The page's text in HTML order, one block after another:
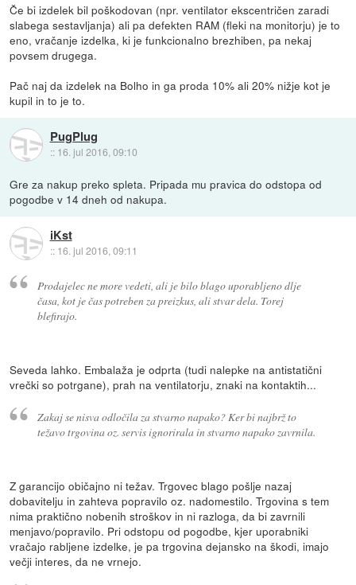
Če bi izdelek bil poškodovan (npr. ventilator ekscentričen zaradi
slabega sestavljanja) ali pa defekten RAM (fleki na monitorju) je to
eno, vračanje izdelka, ki je funkcionalno brezhiben, pa nekaj
povsem drugega.
Pač naj da izdelek na Bolho in ga proda 10% ali 20% nižje kot je
kupil in to je to.
PugPlug
:: 16. jul 2016, 09:10
Gre za nakup preko spleta. Pripada mu pravica do odstopa od
pogodbe v 14 dneh od nakupa.
iKst
:: 16. jul 2016, 09:11
Prodajelec ne more vedeti, ali je bilo blago uporabljeno dlje
časa, kot je čas potreben za preizkus, ali stvar dela. Torej
blefirajo.
Seveda lahko. Embalaža je odprta (tudi nalepke na antistatični
vrečki so potrgane), prah na ventilatorju, znaki na kontaktih...
Zakaj se nisva odločila za stvarno napako? Ker bi najbrž to
težavo trgovina oz. servis ignorirala in stvarno napako zavrnila.
Z garancijo običajno ni težav. Trgovec blago pošlje nazaj
dobavitelju in zahteva popravilo oz. nadomestilo. Trgovina s tem
nima praktično nobenih stroškov in ni razloga, da bi zavrnili
menjavo/popravilo. Pri odstopu od pogodbe, kjer uporabniki
vračajo rabljene izdelke, je pa trgovina dejansko na škodi, imajo
večji interes, da ne vrnejo.